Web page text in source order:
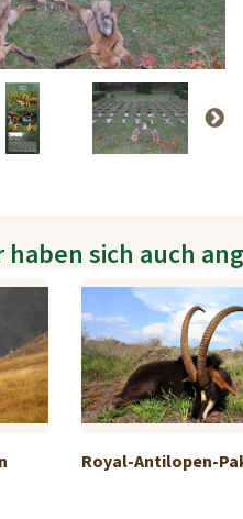
sich auch
Royal-Antilopen-